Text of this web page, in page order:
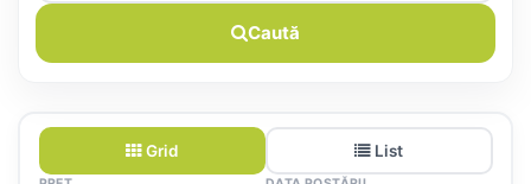
Caută
Grid List